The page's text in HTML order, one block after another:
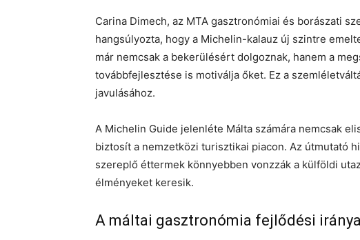
Carina Dimech, az MTA gasztronómiai és borászati
hangsúlyozta, hogy a Michelin-kalauz új szintre
már nemcsak a bekerülésért dolgoznak, hanem a
továbbfejlesztése is motiválja őket. Ez a
javulásához.
A Michelin Guide jelenléte Málta számára nemcsak
biztosít a nemzetközi turisztikai piacon. Az útmutató
szereplő éttermek könnyebben vonzzák a külföldi
élményeket keresik.
A máltai gasztronómia fejlődési iránya